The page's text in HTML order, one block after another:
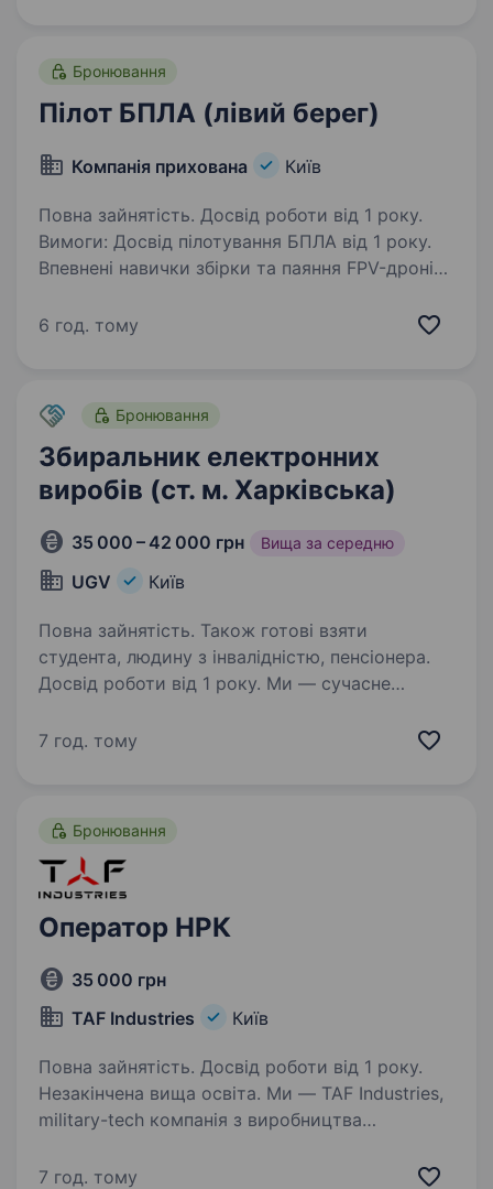
Бронювання
Пілот БПЛА (лівий берег)
Компанія прихована Київ
Повна зайнятість. Досвід роботи від 1 року.
Вимоги: Досвід пілотування БПЛА від 1 року.
Впевнені навички збірки та паяння FPV-дронів
та базове розуміння схемотехніки). Бажано
6 год. тому
Бронювання
Збиральник електронних
виробів (ст. м. Харківська)
35 000 – 42 000 грн Вища за середню
UGV Київ
Повна зайнятість. Також готові взяти
студента, людину з інвалідністю, пенсіонера.
Досвід роботи від 1 року. Ми — сучасне
працює над інноваційними рішеннями та
приєднання…
7 год. тому
Бронювання
Оператор НРК
35 000 грн
TAF Industries
Київ
Повна зайнятість. Досвід роботи від 1 року.
Незакінчена вища освіта. Ми — TAF Industries,
military-tech компанія з виробництва
дронів і безпілотників-камікадзе до ракет
7 год. тому